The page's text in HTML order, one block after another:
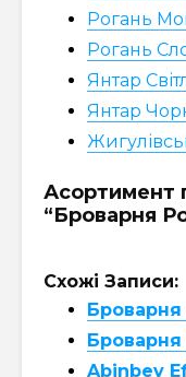
Рогань
Рогань
Янтар
Янтар
Асортимент
“Броварня
Схожі Записи:
Броварня
Abinbev